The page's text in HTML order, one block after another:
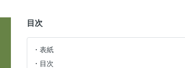
目次
表紙
目次